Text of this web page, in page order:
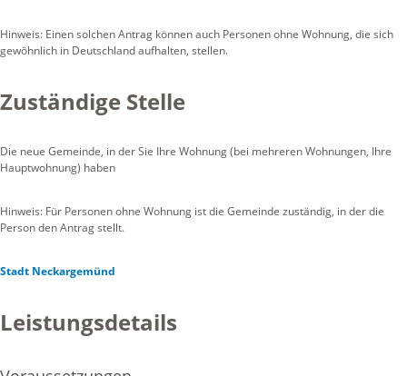
Hinweis: Einen solchen Antrag können auch Personen ohne Wohnung, die sich
gewöhnlich in Deutschland aufhalten, stellen.
Zuständige Stelle
Die neue Gemeinde, in der Sie Ihre Wohnung (bei mehreren Wohnungen, Ihre
Hauptwohnung) haben
Hinweis: Für Personen ohne Wohnung ist die Gemeinde zuständig, in der die
Person den Antrag stellt.
Stadt Neckargemünd
Leistungsdetails